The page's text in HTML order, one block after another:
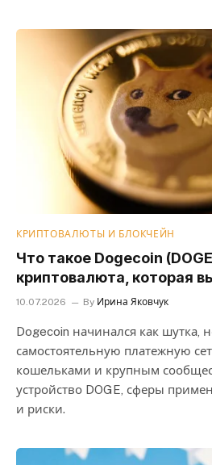
КРИПТОВАЛЮТЫ И БЛОКЧЕЙН
Что такое Dogecoin
криптовалюта, которая
10.07.2026 By Ирина Яковчук
Dogecoin начинался как шутка,
самостоятельную платежную
кошельками и крупным
устройство DOGE, сферы
и риски.